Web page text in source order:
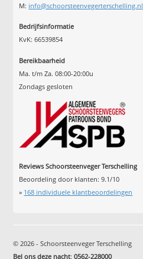
M: info@schoorsteenvegerterschelling.nl
Bedrijfsinformatie
KvK: 66539854
Bereikbaarheid
Ma. t/m Za. 08:00-20:00u
Zondags gesloten
Reviews Schoorsteenveger Terschelling
Beoordeling door klanten:9.1/10
» 168 individuele klantbeoordelingen
© 2026 - Schoorsteenveger Terschelling
Bel ons deze nacht:0562-228000